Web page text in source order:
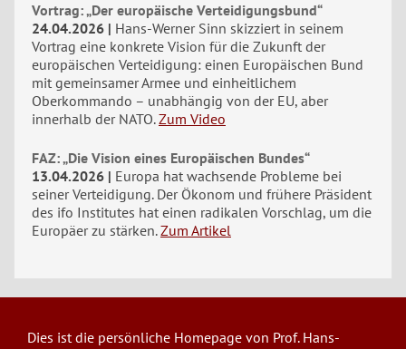
Vortrag: „Der europäische Verteidigungsbund“
24.04.2026
Hans-Werner Sinn skizziert in seinem
Vortrag eine konkrete Vision für die Zukunft der
europäischen Verteidigung: einen Europäischen Bund
mit gemeinsamer Armee und einheitlichem
Oberkommando – unabhängig von der EU, aber
innerhalb der NATO. Zum Video
FAZ: „Die Vision eines Europäischen Bundes“
13.04.2026
Europa hat wachsende Probleme bei
seiner Verteidigung. Der Ökonom und frühere Präsident
des ifo Institutes hat einen radikalen Vorschlag, um die
Europäer zu stärken. Zum Artikel
Dies ist die persönliche Homepage von Prof. Hans-